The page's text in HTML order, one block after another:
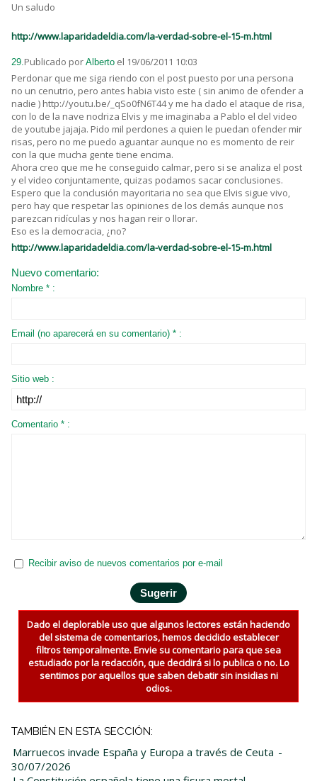
Un saludo
http://www.laparidadeldia.com/la-verdad-sobre-el-15-m.html
29.Publicado por Alberto el 19/06/2011 10:03
Perdonar que me siga riendo con el post puesto por una persona
no un cenutrio, pero antes habia visto este ( sin animo de ofender a
nadie ) http://youtu.be/_qSo0fN6T44 y me ha dado el ataque de risa,
con lo de la nave nodriza Elvis y me imaginaba a Pablo el del video
de youtube jajaja. Pido mil perdones a quien le puedan ofender mir
risas, pero no me puedo aguantar aunque no es momento de reir
con la que mucha gente tiene encima.
Ahora creo que me he conseguido calmar, pero si se analiza el post
y el video conjuntamente, quizas podamos sacar conclusiones.
Espero que la conclusión mayoritaria no sea que Elvis sigue vivo,
pero hay que respetar las opiniones de los demás aunque nos
parezcan ridículas y nos hagan reir o llorar.
Eso es la democracia, ¿no?
http://www.laparidadeldia.com/la-verdad-sobre-el-15-m.html
Nuevo comentario:
Nombre * :
Email (no aparecerá en su comentario) * :
Sitio web :
Comentario * :
Recibir aviso de nuevos comentarios por e-mail
Dado el deplorable uso que algunos lectores están haciendo
del sistema de comentarios, hemos decidido establecer
filtros temporalmente. Envie su comentario para que sea
estudiado por la redacción, que decidirá si lo publica o no. Lo
sentimos por aquellos que saben debatir sin insidias ni
odios.
TAMBIÉN EN ESTA SECCIÓN:
Marruecos invade España y Europa a través de Ceuta -
30/07/2026